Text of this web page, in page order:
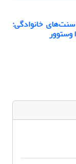
خانوادگی:
وستوور